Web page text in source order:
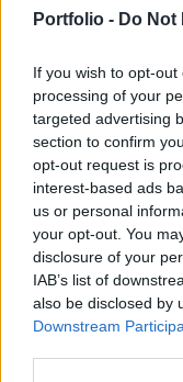
Portfolio - Do
If you wish to opt-
processing of your
targeted advertising
section to confirm
opt-out request is
interest-based ads
us or personal
your opt-out. You
disclosure of your
IAB’s list of
also be disclosed by
Downstream
Facebook-
A miniszter
felkészülten és
Csoportot az
transzparens,
munkát vár el az új
ellátásbiztonság
felgyorsítására...
KEDVES